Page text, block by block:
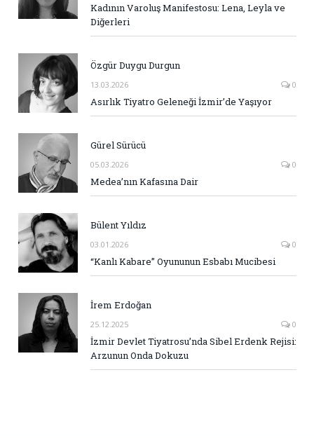
Kadının Varoluş Manifestosu: Lena, Leyla ve
Diğerleri
Özgür Duygu Durgun
13.03.2026 0
Asırlık Tiyatro Geleneği İzmir’de Yaşıyor
Gürel Sürücü
05.03.2026 0
Medea’nın Kafasına Dair
Bülent Yıldız
03.01.2026 0
“Kanlı Kabare” Oyununun Esbabı Mucibesi
İrem Erdoğan
25.12.2025 0
İzmir Devlet Tiyatrosu’nda Sibel Erdenk Rejisi:
Arzunun Onda Dokuzu